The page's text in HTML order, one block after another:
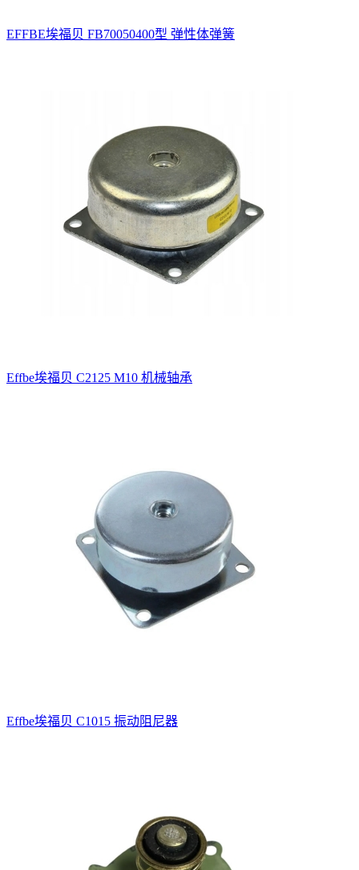
EFFBE埃福贝 FB70050400型 弹性体弹簧
Effbe埃福贝 C2125 M10 机械轴承
Effbe埃福贝 C1015 振动阻尼器